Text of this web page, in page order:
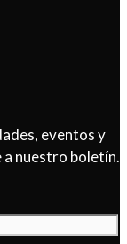
eventos y
nuestro boletín.